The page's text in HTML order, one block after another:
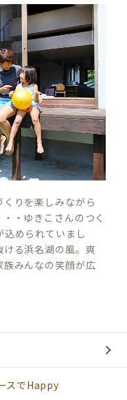
りを楽しみながら
・ゆきこさんのつく
められていまし
る浜名湖の風。爽
みんなの笑顔が広
スでHappy